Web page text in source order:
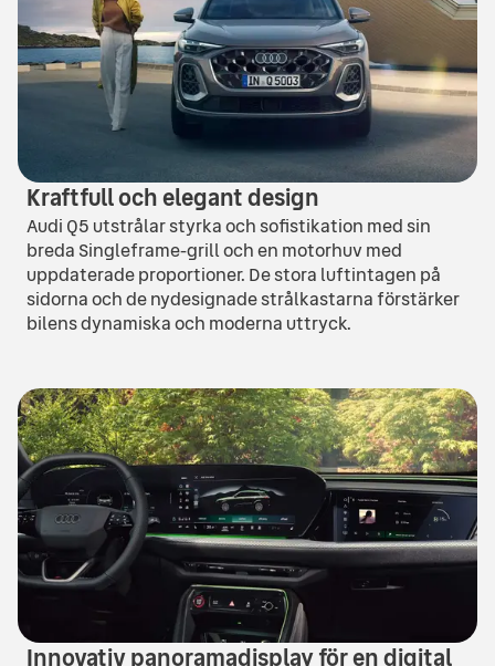
Kraftfull och elegant design
Audi Q5 utstrålar styrka och sofistikation med sin
breda Singleframe-grill och en motorhuv med
uppdaterade proportioner. De stora luftintagen på
sidorna och de nydesignade strålkastarna förstärker
bilens dynamiska och moderna uttryck.
Innovativ panoramadisplay för en digital